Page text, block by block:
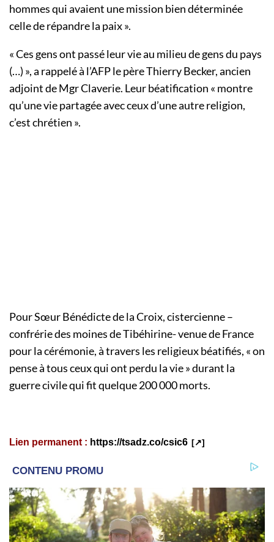
hommes qui avaient une mission bien déterminée
celle de répandre la paix ».
« Ces gens ont passé leur vie au milieu de gens du pays
(…) », a rappelé à l’AFP le père Thierry Becker, ancien
adjoint de Mgr Claverie. Leur béatification « montre
qu’une vie partagée avec ceux d’une autre religion,
c’est chrétien ».
Pour Sœur Bénédicte de la Croix, cistercienne –
confrérie des moines de Tibéhirine- venue de France
pour la cérémonie, à travers les religieux béatifiés, « on
pense à tous ceux qui ont perdu la vie » durant la
guerre civile qui fit quelque 200 000 morts.
Lien permanent : https://tsadz.co/csic6